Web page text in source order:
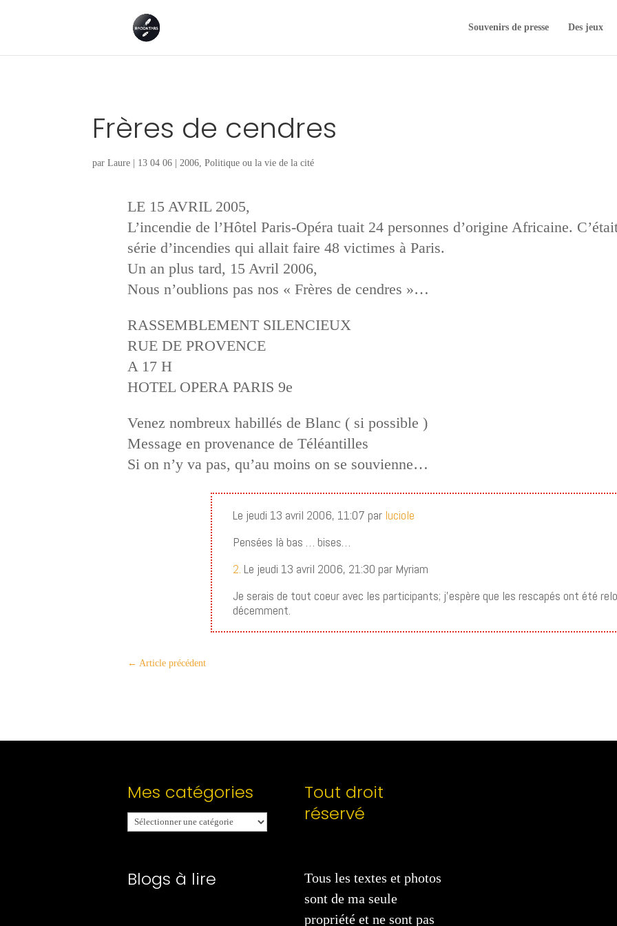
Souvenirs de presse Des jeux
Frères de cendres
parLaure | 13 04 06 | 2006 ,Politique ou la vie de la cité
LE 15 AVRIL 2005,
L’incendie de l’Hôtel Paris-Opéra tuait 24 personnes d’origine Africaine.
série d’incendies qui allait faire 48 victimes à Paris.
Un an plus tard, 15 Avril 2006,
Nous n’oublions pas nos « Frères de cendres »…
RASSEMBLEMENT SILENCIEUX
RUE DE PROVENCE
A 17 H
HOTEL OPERA PARIS 9e
Venez nombreux habillés de Blanc ( si possible )
Message en provenance de Téléantilles
Si on n’y va pas, qu’au moins on se souvienne…
Le jeudi 13 avril 2006, 11:07 par luciole
Pensées là bas … bises…
2. Le jeudi 13 avril 2006, 21:30 par Myriam
Je serais de tout coeur avec les participants; j’espère que les rescapés ont été
décemment.
← Article précédent
Mes catégories
Mes
catégories
Blogs à lire
Tout droit
réservé
Tous les textes et photos
sont de ma seule
propriété et ne sont pas